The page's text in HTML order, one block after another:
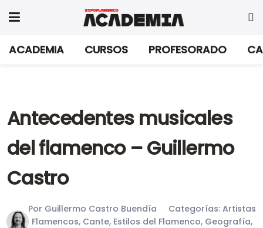
ACADEMIA CURSOS PROFESORADO
Antecedentes musicales
del flamenco – Guillermo
Castro
Por Guillermo Castro Buendía Categorías: Artistas
Flamencos, Cante, Estilos del Flamenco, Geografía,